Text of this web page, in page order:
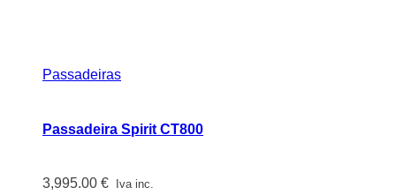
Passadeiras
Passadeira Spirit CT800
3,995.00 € Iva inc.